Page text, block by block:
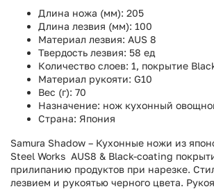
Длина ножа (мм): 205
Длина лезвия (мм): 100
Материал лезвия: AUS 8
Твердость лезвия: 58 ед
Количество слоев: 1, покрытие
Материал рукояти: G10
Вес (г): 70
Назначение: нож кухонный
Страна: Япония
Samura Shadow – Кухонные ножи из
Steel Works AUS8 & Black-coating
прилипанию продуктов при нарезке.
лезвием и рукоятью черного цвета.